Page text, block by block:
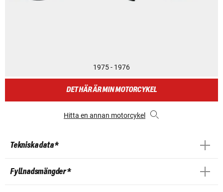
1975 - 1976
DET HÄR ÄR MIN MOTORCYKEL
Hitta en annan motorcykel
Tekniska data *
Fyllnadsmängder *